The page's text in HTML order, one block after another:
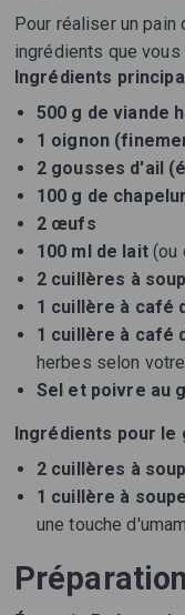
Pour réaliser un
ingrédients que
Ingrédients
500 g de viande
1 oignon
2 gousses d'ail
100 g de
2 œufs
100 ml de lait(ou
2 cuillères à
1 cuillère à café
1 cuillère à café
herbes selon
Sel et poivre au
Ingrédients pour
2 cuillères à
1 cuillère à
une touche